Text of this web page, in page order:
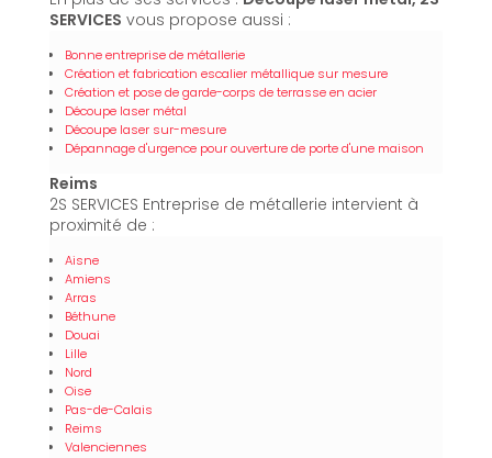
SERVICES vous propose aussi :
Bonne entreprise de métallerie
Création et fabrication escalier métallique sur mesure
Création et pose de garde-corps de terrasse en acier
Découpe laser métal
Découpe laser sur-mesure
Dépannage d'urgence pour ouverture de porte d'une maison
Reims
2S SERVICES Entreprise de métallerie intervient à
proximité de :
Aisne
Amiens
Arras
Béthune
Douai
Lille
Nord
Oise
Pas-de-Calais
Reims
Valenciennes